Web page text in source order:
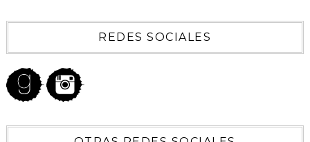
REDES SOCIALES